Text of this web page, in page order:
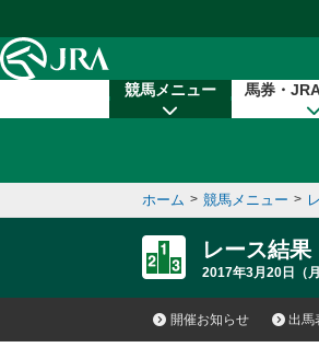
競馬メニュー 馬券・
ホーム > 競馬メニュー >
レース結果
2017年3月20日（
開催お知らせ 出馬